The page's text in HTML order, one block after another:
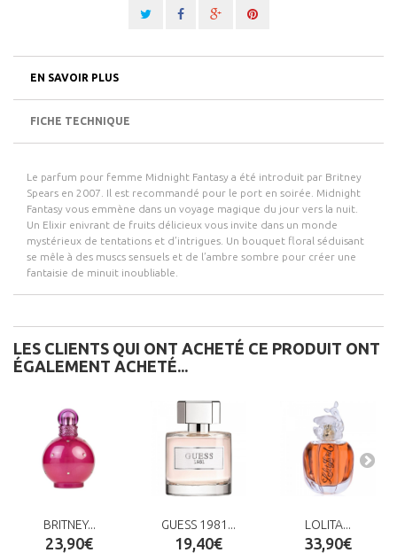
EN SAVOIR PLUS
FICHE TECHNIQUE
Le parfum pour femme Midnight Fantasy a été introduit par Britney
Spears en 2007. Il est recommandé pour le port en soirée. Midnight
Fantasy vous emmène dans un voyage magique du jour vers la nuit.
Un Elixir enivrant de fruits délicieux vous invite dans un monde
mystérieux de tentations et d’intrigues. Un bouquet floral séduisant
se mêle à des muscs sensuels et de l’ambre sombre pour créer une
fantaisie de minuit inoubliable.
LES CLIENTS QUI ONT ACHETÉ CE PRODUIT ONT
ÉGALEMENT ACHETÉ...
BRITNEY...
23,90€
GUESS 1981...
19,40€
LOLITA...
33,90€